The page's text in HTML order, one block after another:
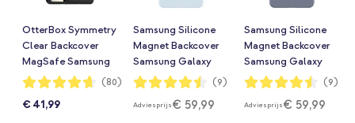
OtterBox Symmetry
Clear Backcover
MagSafe Samsung
Galaxy S26 Plus -
Waardering:
93%
(80)
€ 41,99
Samsung Silicone
Magnet Backcover
Samsung Galaxy
S26 Plus - Light
Waardering:
89%
(9)
Adviesprijs€ 59,99
Samsung Silicone
Magnet Backcover
Samsung Galaxy
S26 Plus - Blue
Waardering:
89%
(9)
Adviesprijs€ 59,99